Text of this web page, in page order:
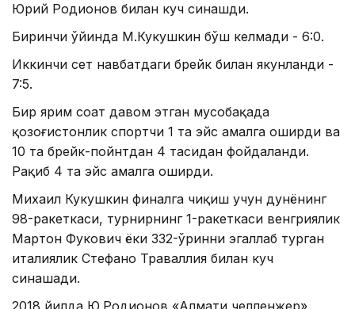
Юрий Родионов билан куч синашди.
Биринчи ўйинда М.Кукушкин бўш келмади - 6:0.
Иккинчи сет навбатдаги брейк билан якунланди -
7:5.
Бир ярим соат давом этган мусобақада
қозоғистонлик спортчи 1 та эйс амалга оширди ва
10 та брейк-пойнтдан 4 тасидан фойдаланди.
Рақиб 4 та эйс амалга оширди.
Михаил Кукушкин финалга чиқиш учун дунёнинг
98-ракеткаси, турнирнинг 1-ракеткаси венгриялик
Мартон Фукович ёки 332-ўринни эгаллаб турган
италиялик Стефано Траваллия билан куч
синашади.